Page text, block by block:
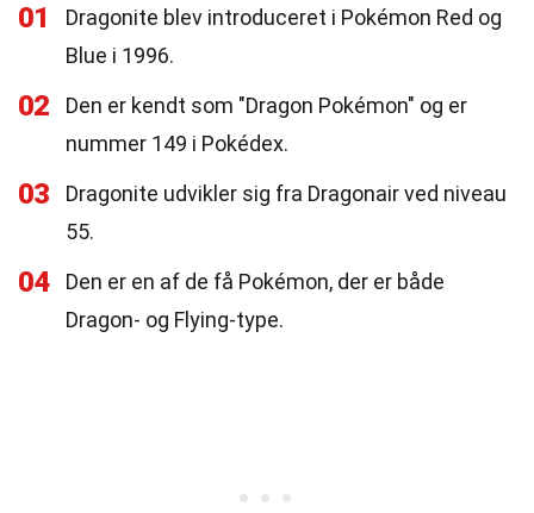
01
Dragonite blev introduceret i Pokémon Red og
Blue i 1996.
02
Den er kendt som "Dragon Pokémon" og er
nummer 149 i Pokédex.
03
Dragonite udvikler sig fra Dragonair ved niveau
55.
04
Den er en af de få Pokémon, der er både
Dragon- og Flying-type.